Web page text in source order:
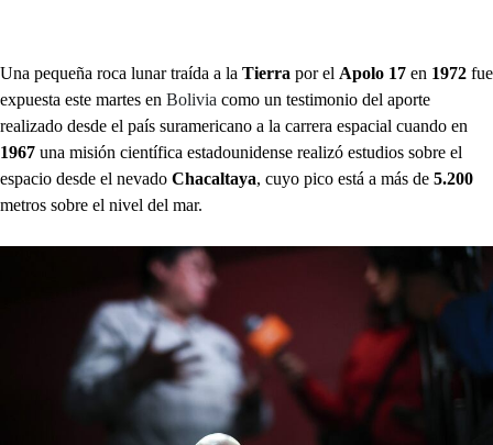
Una pequeña roca lunar traída a la Tierra por el Apolo 17 en 1972 fue
expuesta este martes en Bolivia como un testimonio del aporte
realizado desde el país suramericano a la carrera espacial cuando en
1967 una misión científica estadounidense realizó estudios sobre el
espacio desde el nevado Chacaltaya, cuyo pico está a más de 5.200
metros sobre el nivel del mar.